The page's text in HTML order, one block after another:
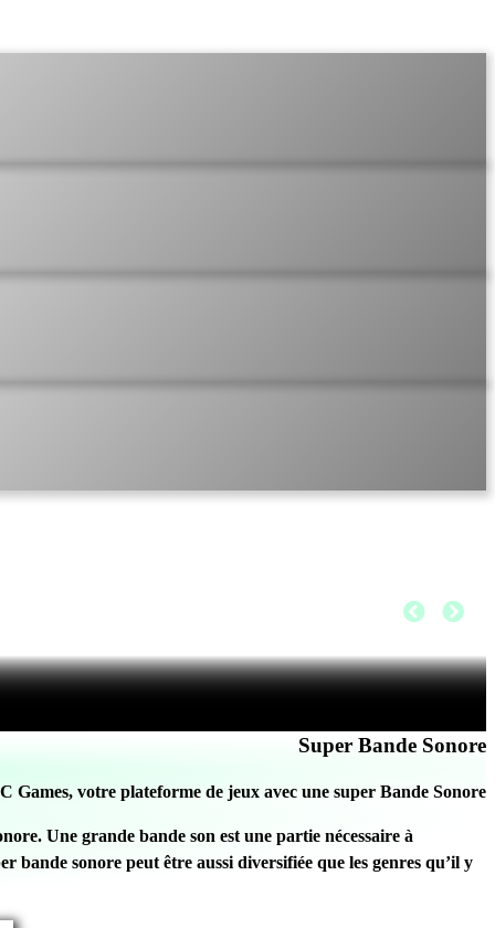
Super Bande Sonore
Games, votre plateforme de jeux avec une super Bande Sonore
Une grande bande son est une partie nécessaire à
sonore peut être aussi diversifiée que les genres qu’il y